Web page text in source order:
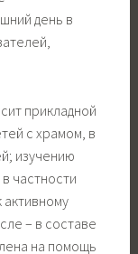
день в
прикладной
с храмом, в
изучению
частности
активному
– в составе
на помощь